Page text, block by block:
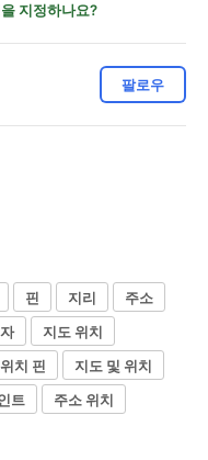
지정하나요?
팔로우
핀 지리
주소
지도 위치
위치 핀
지도 및 위치
트 주소 위치